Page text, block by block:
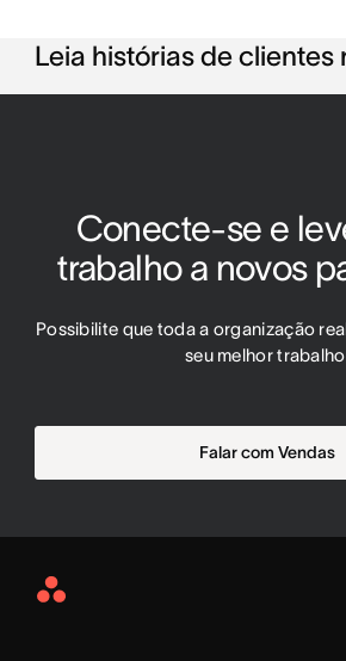
Leia histórias de clientes
Conecte-se e
trabalho a novos
Possibilite que toda a organização
seu melhor
Falar com Vendas
Asana